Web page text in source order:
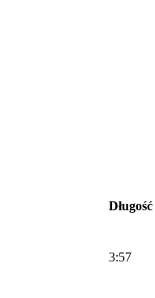
Długość
3:57